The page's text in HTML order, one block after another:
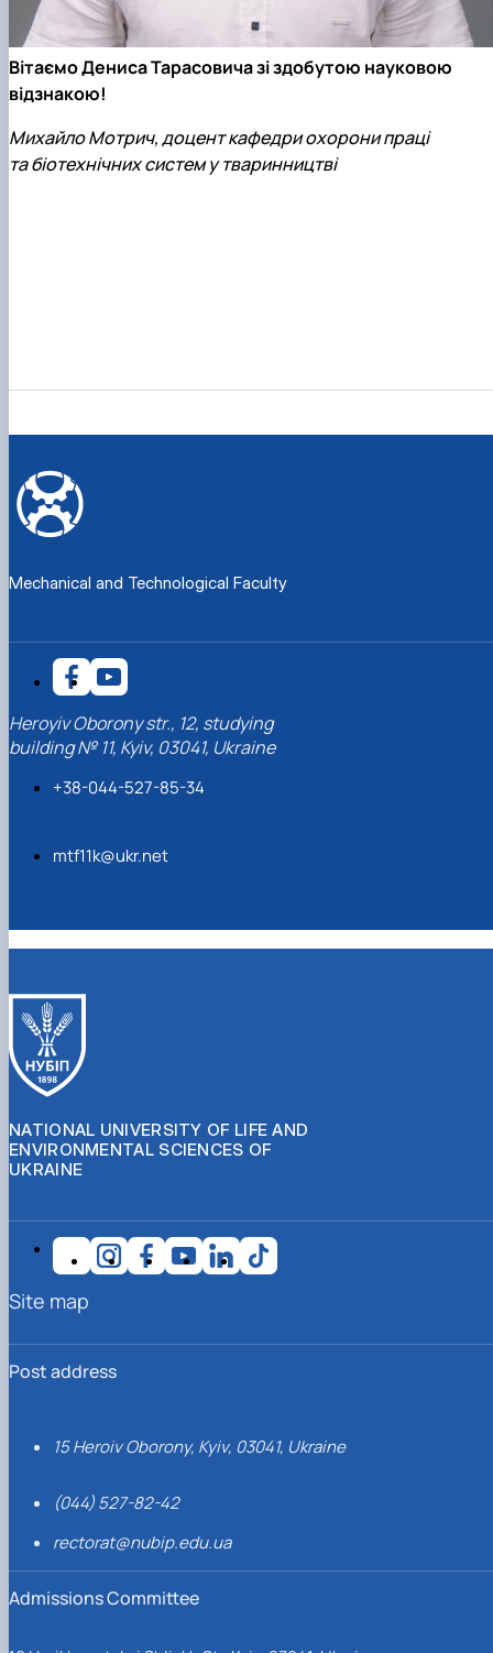
Вітаємо Дениса Тарасовича зі здобутою науковою
відзнакою!
Михайло Мотрич, доцент кафедри охорони праці
та біотехнічних систем у тваринництві
Mechanical and Technological Faculty
Heroyiv Oborony str., 12, studying
building № 11, Kyiv, 03041, Ukraine
+38-044-527-85-34
mtf11k@ukr.net
NATIONAL UNIVERSITY OF LIFE AND
ENVIRONMENTAL SCIENCES OF
UKRAINE
Post address
15 Heroiv Oborony, Kyiv, 03041, Ukraine
(044) 527-82-42
rectorat@nubip.edu.ua
Admissions Committee
Site map